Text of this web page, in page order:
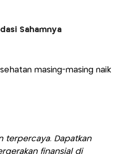
Sahamnya
masing-masing naik
terpercaya. Dapatkan
finansial di